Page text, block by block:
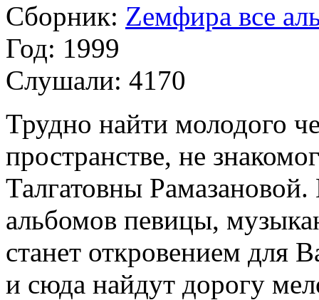
Сборник: Zемфира все
Год: 1999
Слушали: 4170
Трудно найти молодого
пространстве, не
Талгатовны
альбомов певицы,
станет откровением для
и сюда найдут дорогу